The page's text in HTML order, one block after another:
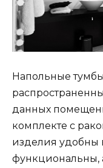
Напольные
данных
комплекте с
изделия удобны
функциональны,